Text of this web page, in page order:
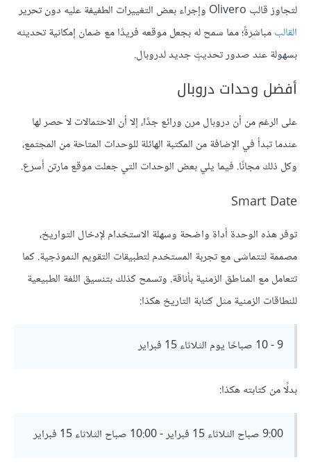
لتجاوز قالب Olivero وإجراء بعض التغييرات الطفيفة عليه دون تحرير
القالبمباشرةً؛ مما سمح له بجعل موقعه فريدًا مع ضمان إمكانية تحديثه
بسهولة عند صدور تحديثٍ جديد لدروبال.
أفضل وحدات دروبال
على الرغم من أن دروبال مرن ورائع جدًا، إلا أن الاحتمالات لا حصر لها
عندما تبدأ في الإضافة من المكتبة الهائلة للوحدات المتاحة من المجتمع،
وكل ذلك مجانًا. فيما يلي بعض الوحدات التي جعلت موقع مارتن أسرع.
Smart Date
توفر هذه الوحدة أداة واضحة وسهلة الاستخدام لإدخال التواريخ،
مصممة لتتماشى مع تجربة المستخدم لتطبيقات التقويم النموذجية. كما
تتعامل مع المناطق الزمنية بأناقة. وتسمح كذلك بتنسيق اللغة الطبيعية
للنطاقات الزمنية مثل كتابة التاريخ هكذا:
9 - 10 صباحًا يوم الثلاثاء 15 فبراير
بدلًا من كتابته هكذا:
9:00 صباح الثلاثاء 15 فبراير - 10:00 صباح الثلاثاء 15 فبراير